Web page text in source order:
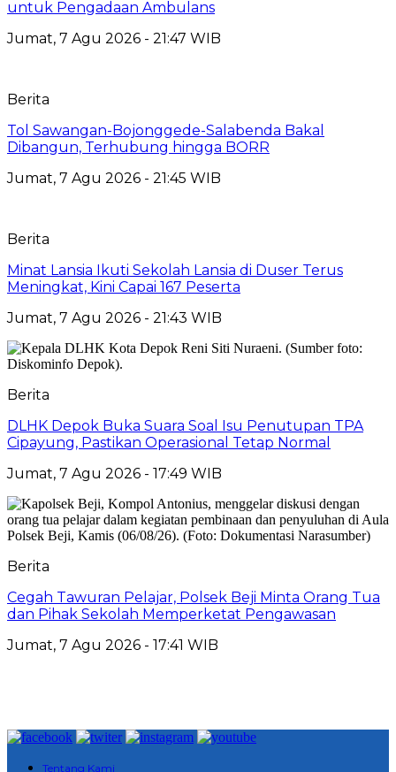
untuk Pengadaan Ambulans
Jumat, 7 Agu 2026 - 21:47 WIB
Berita
Tol Sawangan-Bojonggede-Salabenda Bakal
Dibangun, Terhubung hingga BORR
Jumat, 7 Agu 2026 - 21:45 WIB
Berita
Minat Lansia Ikuti Sekolah Lansia di Duser Terus
Meningkat, Kini Capai 167 Peserta
Jumat, 7 Agu 2026 - 21:43 WIB
Berita
DLHK Depok Buka Suara Soal Isu Penutupan TPA
Cipayung, Pastikan Operasional Tetap Normal
Jumat, 7 Agu 2026 - 17:49 WIB
Berita
Cegah Tawuran Pelajar, Polsek Beji Minta Orang Tua
dan Pihak Sekolah Memperketat Pengawasan
Jumat, 7 Agu 2026 - 17:41 WIB
Tentang Kami